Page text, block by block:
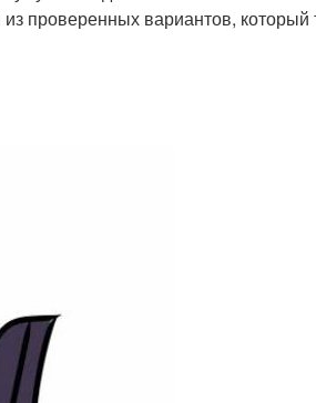
проверенных вариантов, который